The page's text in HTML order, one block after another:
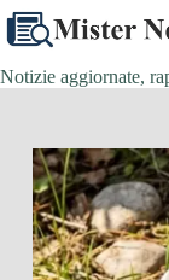
Salta
contenuto
Notizie aggiornate,